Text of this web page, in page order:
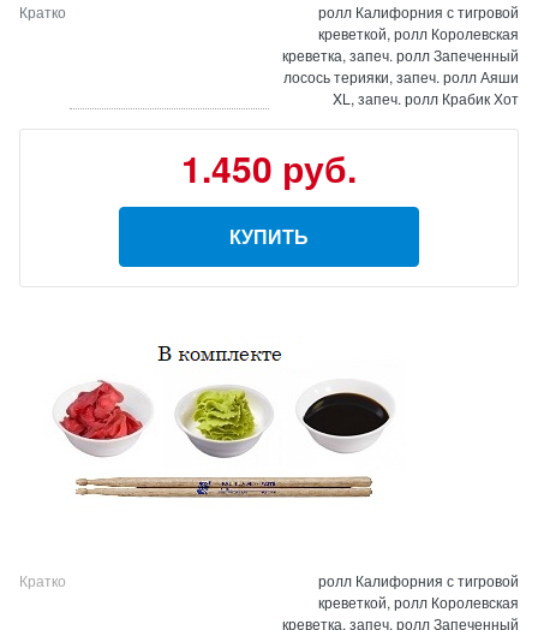
Кратко
ролл Калифорния с тигровой
креветкой, ролл Королевская
креветка, запеч. ролл Запеченный
лосось терияки, запеч. ролл Аяши
XL, запеч. ролл Крабик Хот
1.450 руб.
КУПИТЬ
Кратко
ролл Калифорния с тигровой
креветкой, ролл Королевская
креветка, запеч. ролл Запеченный